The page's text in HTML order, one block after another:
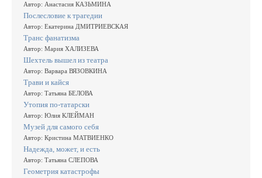
Автор: Анастасия КАЗЬМИНА
Послесловие к трагедии
Автор: Екатерина ДМИТРИЕВСКАЯ
Транс фанатизма
Автор: Мария ХАЛИЗЕВА
Шехтель вышел из театра
Автор: Варвара ВЯЗОВКИНА
Трави и кайся
Автор: Татьяна БЕЛОВА
Утопия по-татарски
Автор: Юлия КЛЕЙМАН
Музей для самого себя
Автор: Кристина МАТВИЕНКО
Надежда, может, и есть
Автор: Татьяна СЛЕПОВА
Геометрия катастрофы